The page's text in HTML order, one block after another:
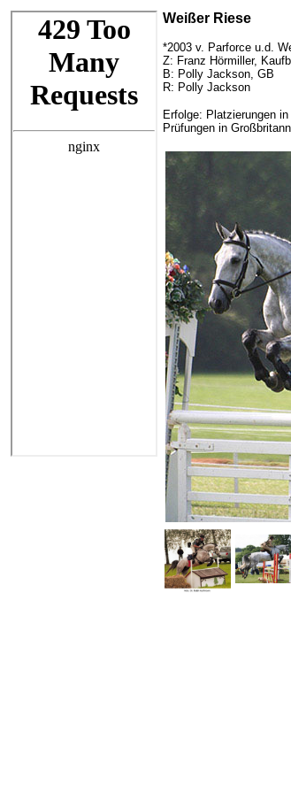
Weißer Riese
*2003 v. Parforce u.d.
Z: Franz Hörmiller,
B: Polly Jackson, GB
R: Polly Jackson
Erfolge: Platzierungen
Prüfungen in